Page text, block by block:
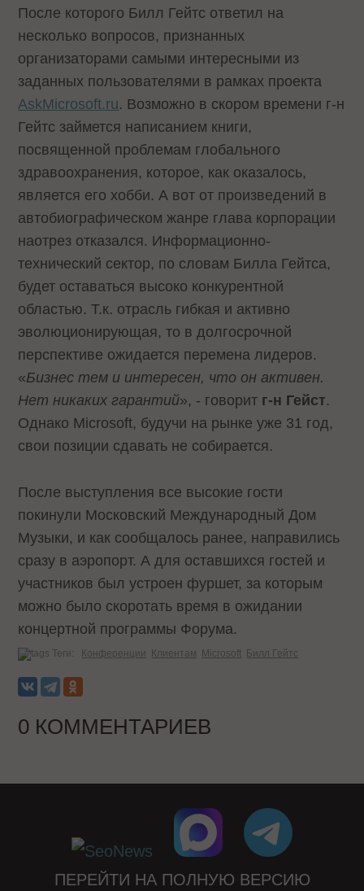
После которого Билл Гейтс ответил на
несколько вопросов, признанных
организаторами самыми интересными из
заданных пользователями в рамках проекта
AskMicrosoft.ru. Возможно в скором времени г-н
Гейтс займется написанием книги,
посвященной проблемам глобального
здравоохранения, которое, как оказалось,
является его хобби. А вот от произведений в
автобиографическом жанре глава корпорации
наотрез отказался. Информационно-
технический сектор, по словам Билла Гейтса,
будет оставаться высоко конкурентной
областью. Т.к. отрасль гибкая и активно
эволюционирующая, то в долгосрочной
перспективе ожидается перемена лидеров.
«Бизнес тем и интересен, что он активен.
Нет никаких гарантий», - говорит г-н Гейст.
Однако Microsoft, будучи на рынке уже 31 год,
свои позиции сдавать не собирается.
После выступления все высокие гости
покинули Московский Международный Дом
Музыки, и как сообщалось ранее, направились
сразу в аэропорт. А для оставшихся гостей и
участников был устроен фуршет, за которым
можно было скоротать время в ожидании
концертной программы Форума.
Теги: Конференции Клиентам Microsoft Билл Гейтс
0 КОММЕНТАРИЕВ
ПЕРЕЙТИ НА ПОЛНУЮ ВЕРСИЮ